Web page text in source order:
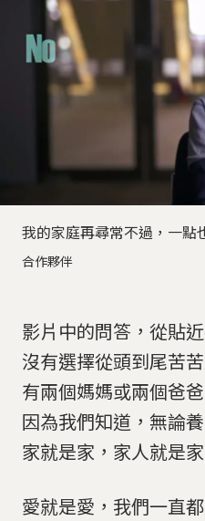
我的家庭再尋常不過，一點
合作夥伴
影片中的問答，從貼
沒有選擇從頭到尾苦
有兩個媽媽或兩個爸
因為我們知道，無論
家就是家，家人就是
愛就是愛，我們一直